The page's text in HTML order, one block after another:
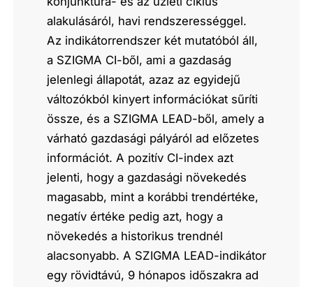
alakulásáról, havi rendszerességgel.
Az indikátorrendszer két mutatóból áll,
a SZIGMA CI-ből, ami a gazdaság
jelenlegi állapotát, azaz az egyidejű
változókból kinyert információkat sűríti
össze, és a SZIGMA LEAD-ből, amely a
várható gazdasági pályáról ad előzetes
információt. A pozitív CI-index azt
jelenti, hogy a gazdasági növekedés
magasabb, mint a korábbi trendértéke,
negatív értéke pedig azt, hogy a
növekedés a historikus trendnél
alacsonyabb. A SZIGMA LEAD-indikátor
egy rövidtávú, 9 hónapos időszakra ad